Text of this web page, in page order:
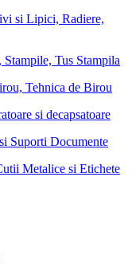
si Lipici, Radiere,
Tus Stampila
Tehnica de Birou
si decapsatoare
Suporti Documente
Metalice si Etichete